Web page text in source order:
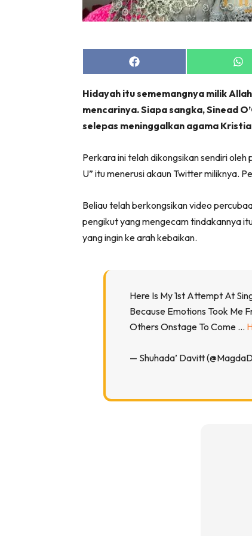
Share
on
on
Hidayah itu sememangnya milik
mencarinya. Siapa sangka, Sinead
selepas meninggalkan agama
Perkara ini telah dikongsikan sendiri
U” itu menerusi akaun Twitter miliknya.
Beliau telah berkongsikan video
pengikut yang mengecam tindakannya
yang ingin ke arah kebaikan.
Here Is My 1st Attempt At
Because Emotions Took Me
Others Onstage To Come …
— Shuhada’ Davitt